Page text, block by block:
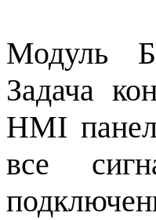
Модуль
Задача
HMI
все